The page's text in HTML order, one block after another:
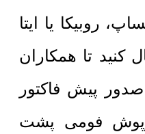
روبیکا یا ایتا
کنید تا همکاران
پیش فاکتور
فومی پشت